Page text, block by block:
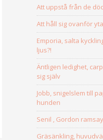
Att uppstå från de
Att håll sig ovanför
Emporia, salta
ljus?!
Äntligen ledighet,
sig själv
Jobb, snigelslem till
hunden
Senil , Gordon
Gräsänkling,